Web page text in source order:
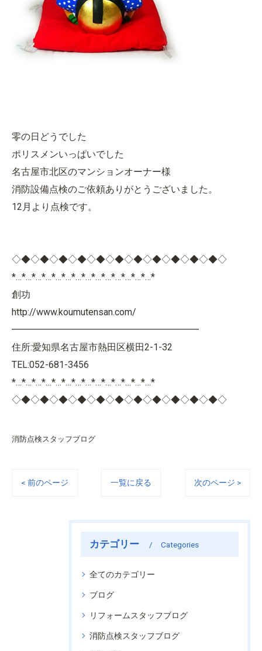
零の日どうでした
ポリスメンいっぱいでした
名古屋市北区のマンションオーナー様
消防設備点検のご依頼ありがとうございました。
12月より点検です。
◇◆◇◆◇◆◇◆◇◆◇◆◇◆◇◆◇◆◇◆◇◆◇
*…*…*…*…*…*…*…*…*…*…*…*…*…*…*
創功
http://www.koumutensan.com/
━━━━━━━━━━━━━━━━━━━━
住所:愛知県名古屋市熱田区横田2-1-32
TEL:052-681-3456
*…*…*…*…*…*…*…*…*…*…*…*…*…*…*
◇◆◇◆◇◆◇◆◇◆◇◆◇◆◇◆◇◆◇◆◇◆◇
消防点検スタッフブログ
< 前のページ 一覧に戻る 次のページ >
カテゴリー Categories
全てのカテゴリー
ブログ
リフォームスタッフブログ
消防点検スタッフブログ